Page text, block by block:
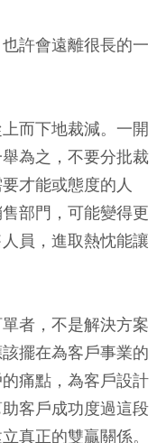
許會遠離很長的一
而下地裁減。一開
為之，不要分批裁
才能或態度的人
部門，可能變得更
員，進取熱忱能讓
者，不是解決方案
擺在為客戶事業的
痛點，為客戶設計
客戶成功度過這段
真正的雙贏關係。